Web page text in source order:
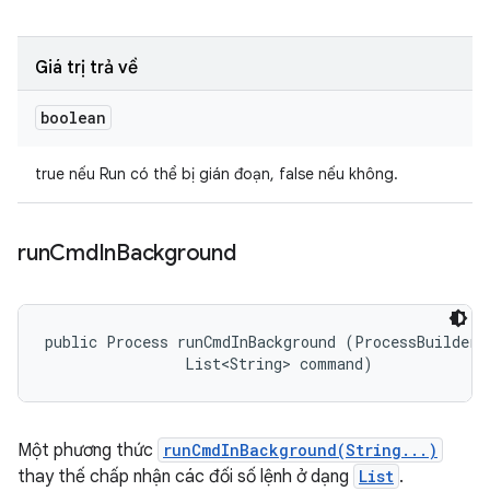
Giá trị trả về
boolean
true nếu Run có thể bị gián đoạn, false nếu không.
runCmdInBackground
public Process runCmdInBackground
                List<String> command)
Một phương thức runCmdInBackground(String...)
thay thế chấp nhận các đối số lệnh ở dạng List .